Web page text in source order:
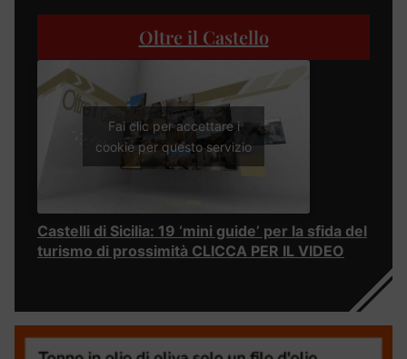
Oltre il Castello
Fai clic per accettare i
cookie per questo servizio
Castelli di Sicilia: 19 ‘mini guide’ per la sfida del
turismo di prossimità CLICCA PER IL VIDEO